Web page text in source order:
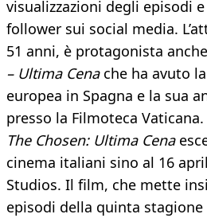
visualizzazioni degli episodi
follower sui social media.
51 anni, è protagonista
– Ultima Cenache ha avuto
europea in Spagna e la sua
presso la Filmoteca Vaticana.
The Chosen: Ultima Cena
cinema italiani sino al 16
Studios. Il film, che mette
episodi della quinta